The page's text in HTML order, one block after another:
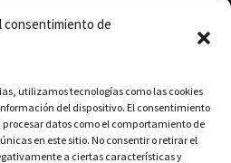
consentimiento de
utilizamos tecnologías como las cookies
del dispositivo. El consentimiento
datos como el comportamiento de
en este sitio. No consentir o retirar el
a ciertas características y